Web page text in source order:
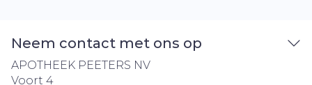
Neem contact met ons op
APOTHEEK PEETERS NV
Voort 4